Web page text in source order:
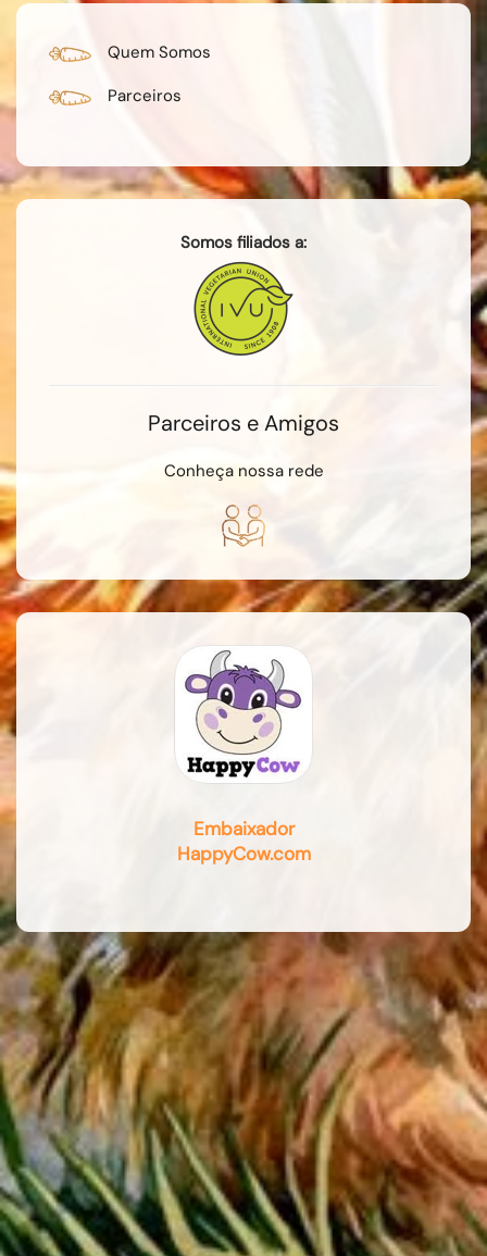
Quem Somos
Parceiros
Somos filiados a:
Parceiros e Amigos
Conheça nossa rede
Embaixador
HappyCow.com